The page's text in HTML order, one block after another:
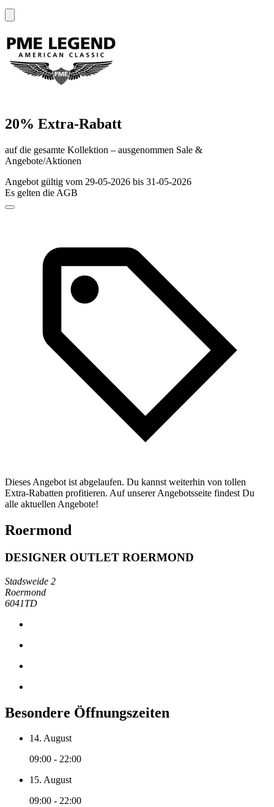
20% Extra-Rabatt
auf die gesamte Kollektion – ausgenommen Sale &
Angebote/Aktionen
Angebot gültig vom 29-05-2026 bis 31-05-2026
Es gelten die AGB
Dieses Angebot ist abgelaufen. Du kannst weiterhin von tollen
Extra-Rabatten profitieren. Auf unserer Angebotsseite findest Du
alle aktuellen Angebote!
Roermond
DESIGNER OUTLET ROERMOND
Stadsweide 2
Roermond
6041TD
Besondere Öffnungszeiten
14. August
09:00 - 22:00
15. August
09:00 - 22:00